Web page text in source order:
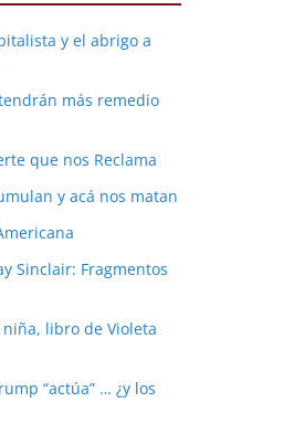
y el abrigo a
más remedio
que nos Reclama
y acá nos matan
Sinclair: Fragmentos
libro de Violeta
“actúa” … ¿y los